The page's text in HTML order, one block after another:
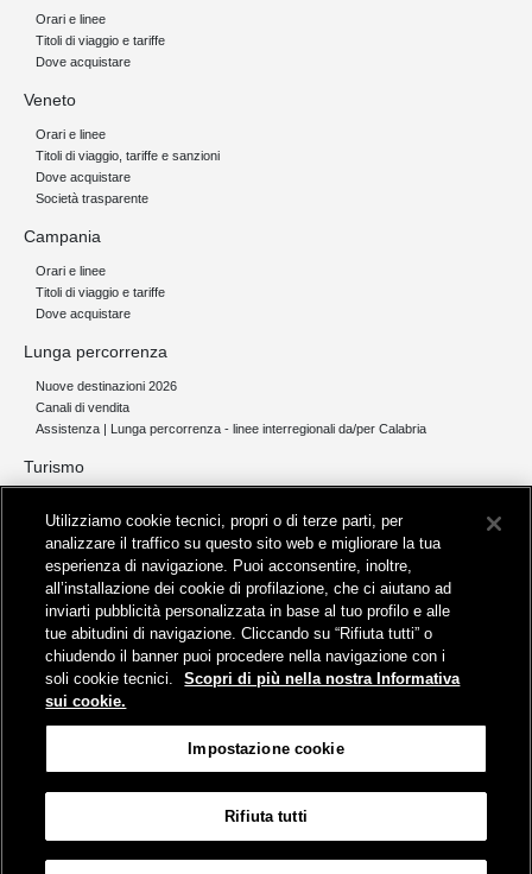
Orari e linee
Titoli di viaggio e tariffe
Dove acquistare
Veneto
Orari e linee
Titoli di viaggio, tariffe e sanzioni
Dove acquistare
Società trasparente
Campania
Orari e linee
Titoli di viaggio e tariffe
Dove acquistare
Lunga percorrenza
Nuove destinazioni 2026
Canali di vendita
Assistenza | Lunga percorrenza - linee interregionali da/per Calabria
Turismo
Servizi per aeroporti
Servizi di noleggio con conducente
Servizio di navigazione sul Lago Trasimeno
News e comunicati stampa
Comunicati stampa
Busitalia – Sita Nord
, Gruppo FS Italiane, è attiva nei servizi di
trasporto locale in Italia ed all'estero, che gestisce direttamente o
attraverso società controllate.
Viale Fratelli Rosselli, 80 - 50123 Firenze
Utilizziamo cookie tecnici, propri o di terze parti, per
analizzare il traffico su questo sito web e migliorare la tua
esperienza di navigazione. Puoi acconsentire, inoltre,
all’installazione dei cookie di profilazione, che ci aiutano ad
inviarti pubblicità personalizzata in base al tuo profilo e alle
tue abitudini di navigazione. Cliccando su “Rifiuta tutti” o
chiudendo il banner puoi procedere nella navigazione con i
soli cookie tecnici.
Scopri di più nella nostra Informativa
sui cookie.
Impostazione cookie
Rifiuta tutti